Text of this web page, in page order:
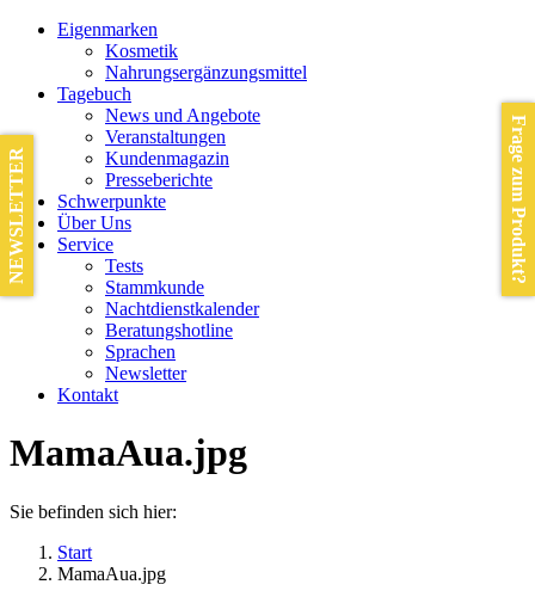
Eigenmarken
Kosmetik
Nahrungsergänzungsmittel
Tagebuch
News und Angebote
Veranstaltungen
Kundenmagazin
Presseberichte
Schwerpunkte
Über Uns
Service
Tests
Stammkunde
Nachtdienstkalender
Beratungshotline
Sprachen
Newsletter
Kontakt
MamaAua.jpg
Sie befinden sich hier:
Start
MamaAua.jpg
Frage zum Produkt?
NEWSLETTER